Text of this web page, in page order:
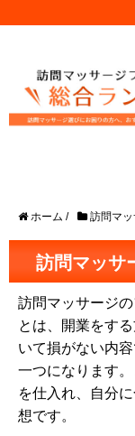
ホーム / 訪問マッ
訪問マッサ
訪問マッサージ
とは、開業をす
いて損がない内
一つになります
を仕入れ、自分
想です。